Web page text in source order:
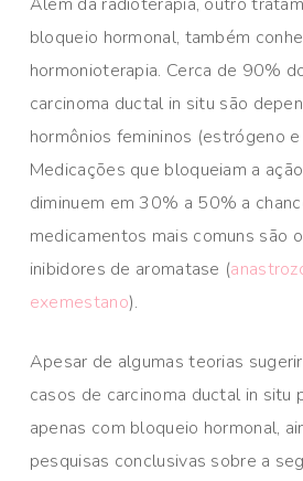
bloqueio hormonal, também
hormonioterapia. Cerca de 90%
carcinoma ductal in situ são
hormônios femininos (estrógeno
Medicações que bloqueiam a
diminuem em 30% a 50% a
medicamentos mais comuns são
inibidores de aromatase (
exemestano).
Apesar de algumas teorias
casos de carcinoma ductal in situ
apenas com bloqueio hormonal,
pesquisas conclusivas sobre a